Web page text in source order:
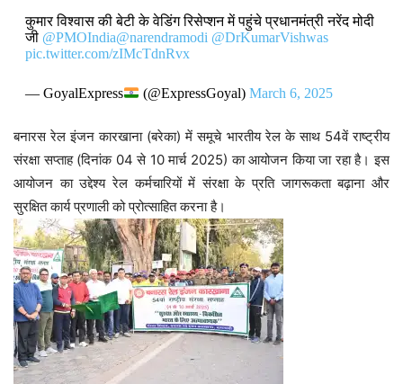
कुमार विश्वास की बेटी के वेडिंग रिसेप्शन में पहुंचे प्रधानमंत्री नरेंद मोदी
जी @PMOIndia@narendramodi @DrKumarVishwas
pic.twitter.com/zIMcTdnRvx
— GoyalExpress (@ExpressGoyal) March 6, 2025
बनारस रेल इंजन कारखाना (बरेका) में समूचे भारतीय रेल के साथ 54वें राष्ट्रीय
संरक्षा सप्ताह (दिनांक 04 से 10 मार्च 2025) का आयोजन किया जा रहा है। इस
आयोजन का उद्देश्य रेल कर्मचारियों में संरक्षा के प्रति जागरूकता बढ़ाना और
सुरक्षित कार्य प्रणाली को प्रोत्साहित करना है।